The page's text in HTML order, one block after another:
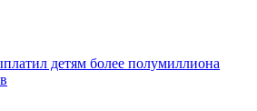
детям более полумиллиона